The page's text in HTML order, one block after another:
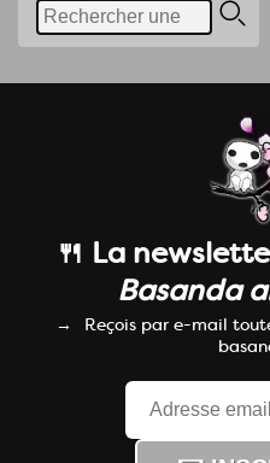
🍴 La
Basanda
Reçois par e-mail